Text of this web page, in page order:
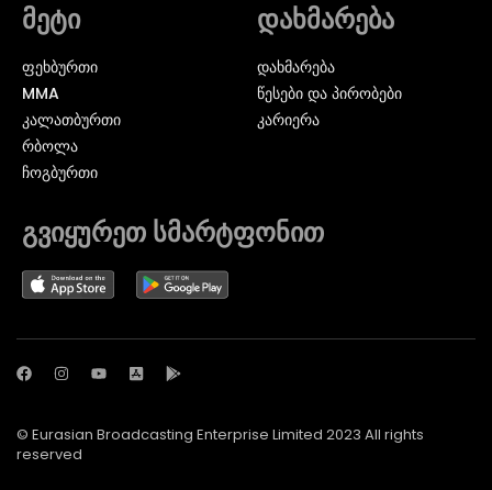
მეტი
ᲤᲔᲮᲑᲣᲠᲗᲘ
MMA
ᲙᲐᲚᲐᲗᲑᲣᲠᲗᲘ
ᲠᲑᲝᲚᲐ
ᲩᲝᲒᲑᲣᲠᲗᲘ
დახმარება
დახმარება
წესები და პირობები
კარიერა
გვიყურეთ სმარტფონით
© Eurasian Broadcasting Enterprise Limited 2023 All rights
reserved